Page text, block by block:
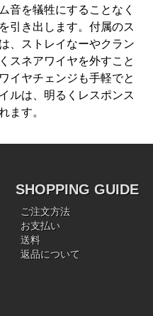
音を犠牲にすることなく
引き出します。付属のス
、ストレイなーやクラン
スネアワイヤを外すこと
イヤチェンジも手軽でと
ルは、明るくレスポンス
ます。
SHOPPING GUIDE
ご注文方法
お支払い
送料
返品について